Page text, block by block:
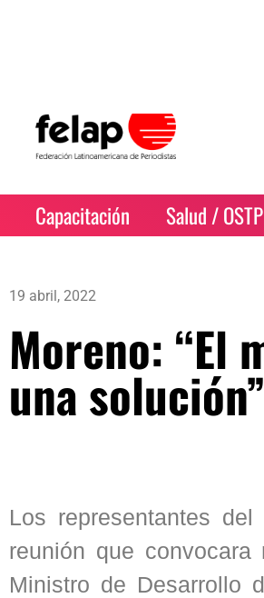
Capacitación Salud /
19 abril, 2022
Moreno: “El
una solución”
Los representantes
reunión que
Ministro de Desarrollo